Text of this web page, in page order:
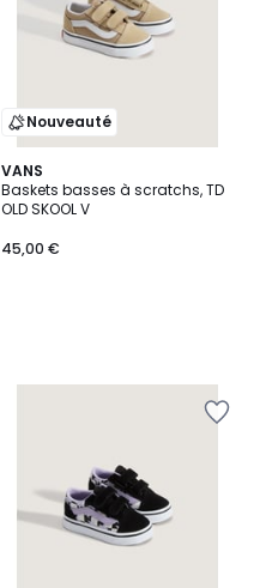
Nouveauté
VANS
Baskets basses à scratchs, TD
OLD SKOOL V
45,00 €